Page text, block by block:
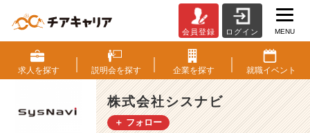
才
で
は
な
い
エ
会員登録 ログイン MENU
求人を探す 説明会を探す 企業を探す 就職イベント
株式会社シスナビ
＋ フォロー